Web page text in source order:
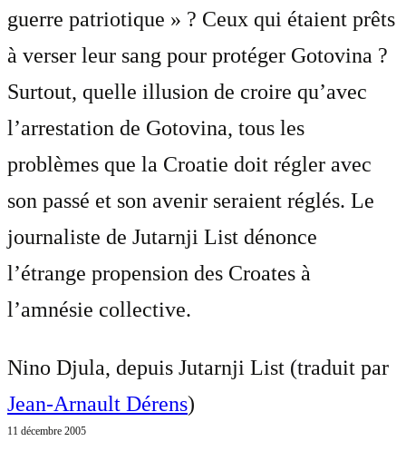
guerre patriotique » ? Ceux qui étaient prêts
à verser leur sang pour protéger Gotovina ?
Surtout, quelle illusion de croire qu’avec
l’arrestation de Gotovina, tous les
problèmes que la Croatie doit régler avec
son passé et son avenir seraient réglés. Le
journaliste de Jutarnji List dénonce
l’étrange propension des Croates à
l’amnésie collective.
Nino Djula, depuis Jutarnji List (traduit par
Jean-Arnault Dérens)
11 décembre 2005